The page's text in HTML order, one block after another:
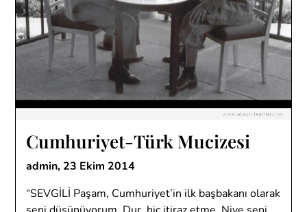
Cumhuriyet-Türk Mucizesi
admin, 23 Ekim 2014
“SEVGİLİ Paşam, Cumhuriyet’in ilk başbakanı olarak